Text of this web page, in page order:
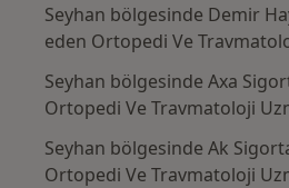
Seyhan bölgesinde Demir
eden Ortopedi Ve
Seyhan bölgesinde Axa
Ortopedi Ve Travmatoloji
Seyhan bölgesinde Ak
Ortopedi Ve Travmatoloji